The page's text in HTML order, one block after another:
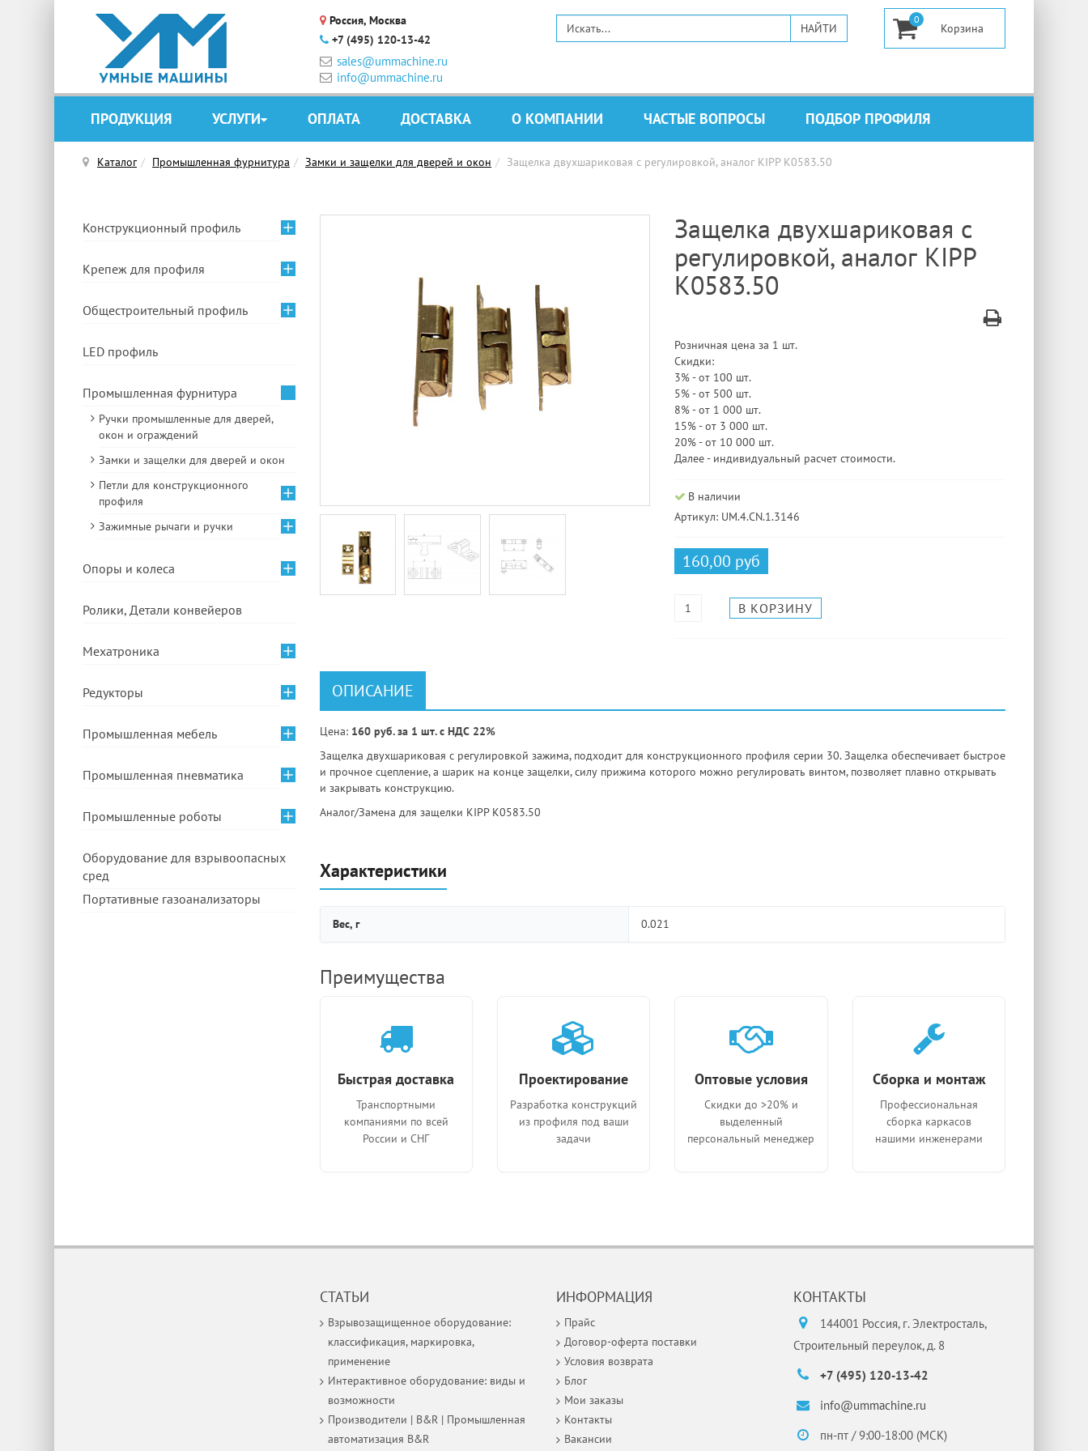
Россия, Москва
+7 (495) 120-13-42
sales@ummachine.ru
info@ummachine.ru
0
ПРОДУКЦИЯ УСЛУГИ ОПЛАТА ДОСТАВКА О КОМПАНИИ ЧАСТЫЕ ВОПРОСЫ ПОДБОР ПРОФИЛЯ
Каталог Промышленная фурнитура Замки и защелки для дверей и окон Защелка двухшариковая с регулировкой, аналог KIPP K0583.50
Защелка двухшариковая с
регулировкой, аналог KIPP
K0583.50
Розничная цена за 1 шт.
Скидки:
3% - от 100 шт.
5% - от 500 шт.
8% - от 1 000 шт.
15% - от 3 000 шт.
20% - от 10 000 шт.
Далее - индивидуальный расчет стоимости.
В наличии
Артикул: UM.4.CN.1.3146
160,00 руб
ОПИСАНИЕ
Цена: 160 руб. за 1 шт. с НДС 22%
Защелка двухшариковая с регулировкой зажима, подходит для конструкционного профиля серии 30. Защелка обеспечивает быстрое
и прочное сцепление, а шарик на конце защелки, силу прижима которого можно регулировать винтом, позволяет плавно открывать
и закрывать конструкцию.
Аналог/Замена для защелки KIPP K0583.50
Характеристики
Вес, г 0.021
Преимущества
Быстрая доставка
Транспортными
компаниями по всей
России и СНГ
Проектирование
Разработка конструкций
из профиля под ваши
задачи
Оптовые условия
Скидки до >20% и
выделенный
персональный менеджер
Сборка и монтаж
Профессиональная
сборка каркасов
нашими инженерами
Конструкционный профиль
Крепеж для профиля
Общестроительный профиль
LED профиль
Промышленная фурнитура
Ручки промышленные для дверей,
окон и ограждений
Замки и защелки для дверей и окон
Петли для конструкционного
профиля
Зажимные рычаги и ручки
Опоры и колеса
Ролики, Детали конвейеров
Мехатроника
Редукторы
Промышленная мебель
Промышленная пневматика
Промышленные роботы
Оборудование для взрывоопасных
сред
Портативные газоанализаторы
СТАТЬИ
Взрывозащищенное оборудование:
классификация, маркировка,
применение
Интерактивное оборудование: виды и
возможности
Производители | B&R | Промышленная
автоматизация B&R
ИНФОРМАЦИЯ
Прайс
Договор-оферта поставки
Условия возврата
Блог
Мои заказы
Контакты
Вакансии
КОНТАКТЫ
144001 Россия, г. Электросталь,
Строительный переулок, д. 8
+7 (495) 120-13-42
info@ummachine.ru
пн-пт / 9:00-18:00 (МСК)